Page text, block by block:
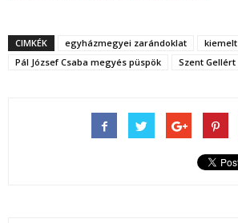
CIMKÉK egyházmegyei zarándoklat kiemelt
Pál József Csaba megyés püspök
Szent Gellért